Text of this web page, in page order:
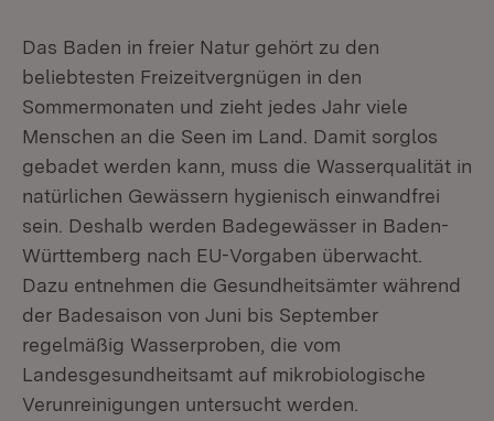
Das Baden in freier Natur gehört zu den
beliebtesten Freizeitvergnügen in den
Sommermonaten und zieht jedes Jahr viele
Menschen an die Seen im Land. Damit sorglos
gebadet werden kann, muss die Wasserqualität in
natürlichen Gewässern hygienisch einwandfrei
sein. Deshalb werden Badegewässer in Baden-
Württemberg nach EU-Vorgaben überwacht.
Dazu entnehmen die Gesundheitsämter während
der Badesaison von Juni bis September
regelmäßig Wasserproben, die vom
Landesgesundheitsamt auf mikrobiologische
Verunreinigungen untersucht werden.